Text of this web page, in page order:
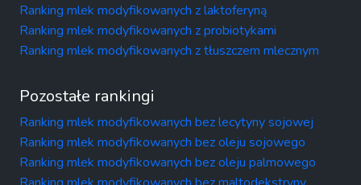
Ranking mlek modyfikowanych z laktoferyną
Ranking mlek modyfikowanych z probiotykami
Ranking mlek modyfikowanych z tłuszczem mlecznym
Pozostałe rankingi
Ranking mlek modyfikowanych bez lecytyny sojowej
Ranking mlek modyfikowanych bez oleju sojowego
Ranking mlek modyfikowanych bez oleju palmowego